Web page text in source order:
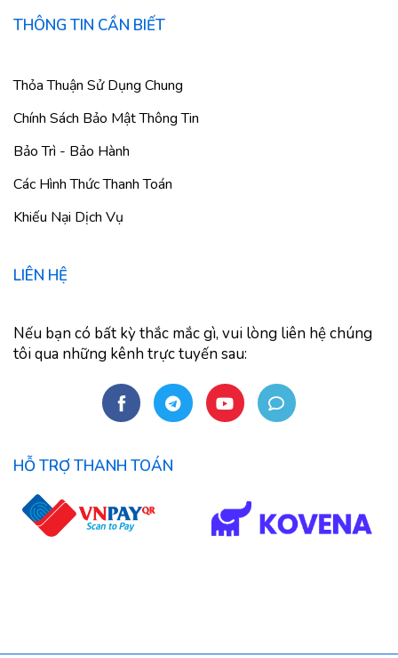
THÔNG TIN CẦN BIẾT
Thỏa Thuận Sử Dụng Chung
Chính Sách Bảo Mật Thông Tin
Bảo Trì - Bảo Hành
Các Hình Thức Thanh Toán
Khiếu Nại Dịch Vụ
LIÊN HỆ
Nếu bạn có bất kỳ thắc mắc gì, vui lòng liên hệ chúng
tôi qua những kênh trực tuyến sau:
HỖ TRỢ THANH TOÁN